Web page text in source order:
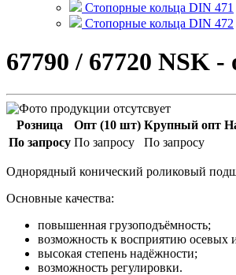
Стопорные кольца DIN 471
Стопорные кольца DIN 472
67790 / 67720 NSK
Розница Опт (10 шт) Крупный опт
По запросу По запросу По запросу
Однорядный конический роликовый
Основные качества:
повышенная грузоподъёмность;
возможность к восприятию осевых
высокая степень надёжности;
возможность регулировки.